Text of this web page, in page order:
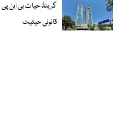
گرینڈ حیات بی این
قانونی حیثیت